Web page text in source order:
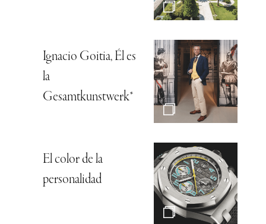
Ignacio Goitia, Él es
la
Gesamtkunstwerk*
El color de la
personalidad